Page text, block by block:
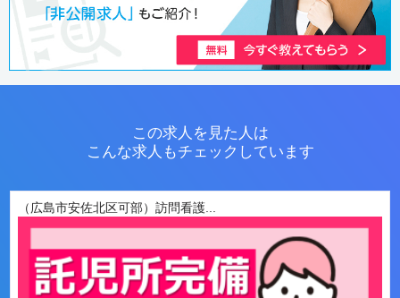
この求人を見た人は
こんな求人もチェックしています
（広島市安佐北区可部）訪問看護...